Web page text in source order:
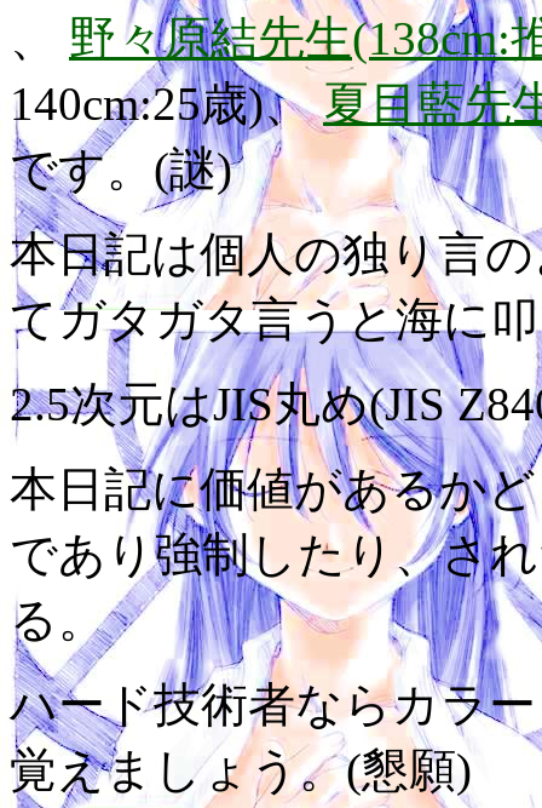
、 野々原結先生(138cm:
140cm:25歳)、夏目藍先
です。(謎)
本日記は個人の独り言
てガタガタ言うと海に
2.5次元はJIS丸め(JIS
本日記に価値があるか
であり強制したり、さ
る。
ハード技術者ならカラ
覚えましょう。(懇願)